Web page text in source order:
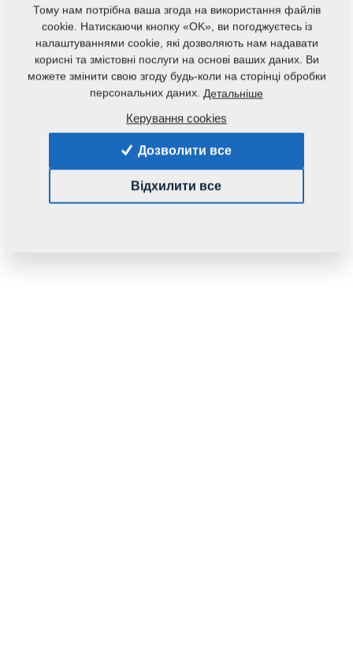
наступного обладнання:
Тому нам потрібна ваша згода на використання файлів
cookie. Натискаючи кнопку «OK», ви погоджуєтесь із
налаштуваннями cookie, які дозволяють нам надавати
корисні та змістовні послуги на основі ваших даних. Ви
можете змінити свою згоду будь-коли на сторінці обробки
персональних даних. Детальніше
Керування cookies
Дозволити все
Відхилити все